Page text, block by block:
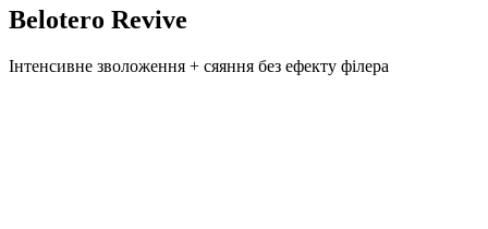
Belotero Revive
Інтенсивне зволоження + сяяння без ефекту філера